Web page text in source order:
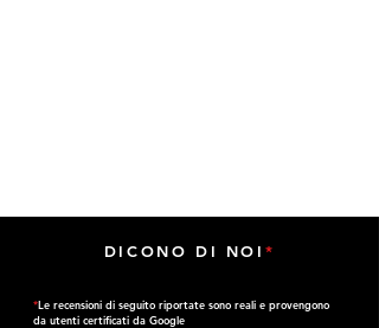
DICONO DI NOI *
*Le recensioni di seguito riportate sono reali e provengono
da utenti certificati da Google